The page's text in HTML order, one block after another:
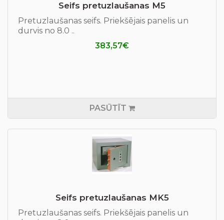
Seifs pretuzlaušanas М5
Pretuzlaušanas seifs. Priekšējais panelis un
durvis no 8.0 ..
383,57€
PASŪTĪT
Seifs pretuzlaušanas MK5
Pretuzlaušanas seifs. Priekšējais panelis un